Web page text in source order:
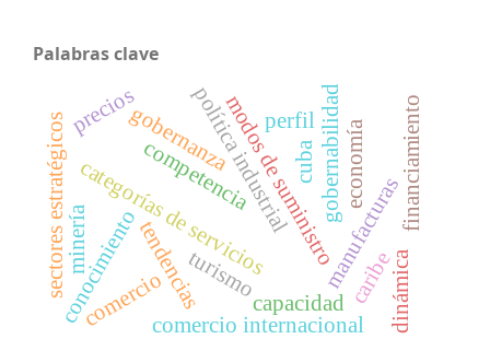
Palabras clave
categorías de serviciosmodos de suministro
tendencias manufacturas
política industrial
sectores estratégicos
capacidad
conocimiento
competencia gobernabilidad
gobernanza financiamiento
comercio internacional
precios perfil
caribe
comercio
minería turismo dinámica
economía
cuba